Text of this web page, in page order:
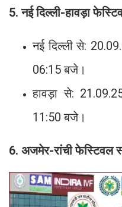
5. नई दिल्ली-हावड़ा
नई दिल्ली से:
06:15 बजे।
हावड़ा से:
11:50 बजे।
6. अजमेर-रांची